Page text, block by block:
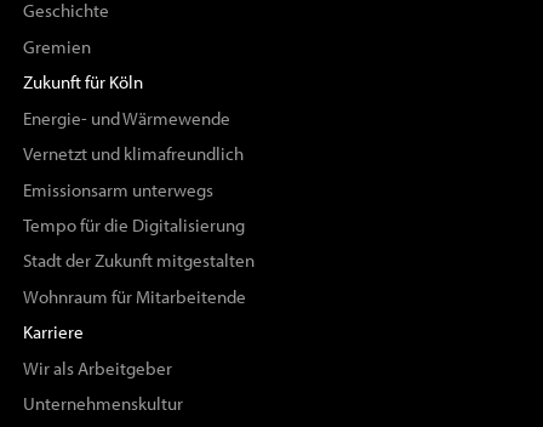
Geschichte
Gremien
Zukunft für Köln
Energie- und Wärmewende
Vernetzt und klimafreundlich
Emissionsarm unterwegs
Tempo für die Digitalisierung
Stadt der Zukunft mitgestalten
Wohnraum für Mitarbeitende
Karriere
Wir als Arbeitgeber
Unternehmenskultur